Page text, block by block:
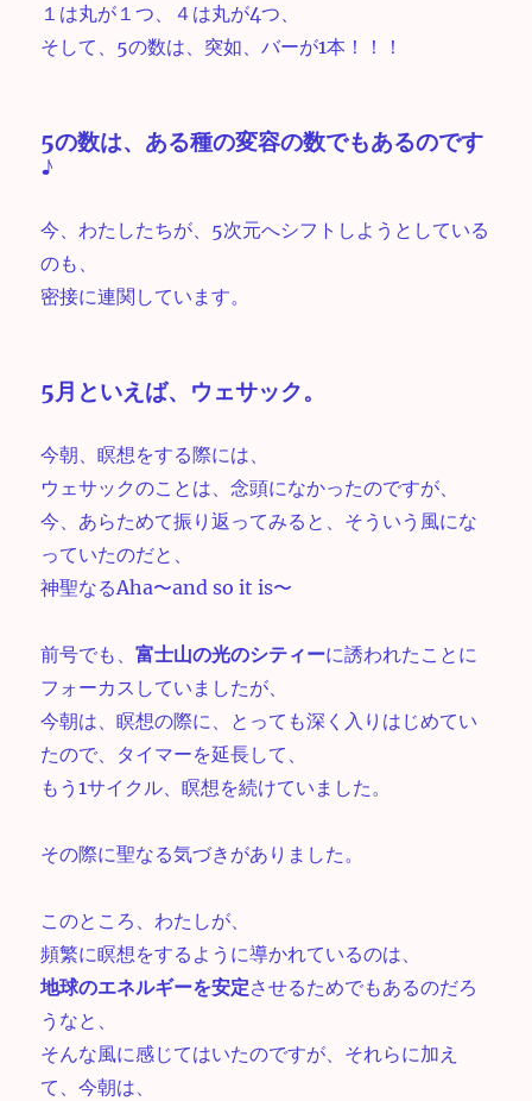
１は丸が１つ、４は丸が4つ、
そして、5の数は、突如、バーが1本！！！
5の数は、ある種の変容の数でもあるのです
♪
今、わたしたちが、5次元へシフトしようとしている
のも、
密接に連関しています。
5月といえば、 ウェサック。
今朝、瞑想をする際には、
ウェサックのことは、念頭になかったのですが、
今、あらためて振り返ってみると、そういう風にな
っていたのだと、
神聖なるAha〜and so it is〜
前号でも、富士山の光のシティーに誘われたことに
フォーカスしていましたが、
今朝は、瞑想の際に、とっても深く入りはじめてい
たので、タイマーを延長して、
もう1サイクル、瞑想を続けていました。
その際に聖なる気づきがありました。
このところ、わたしが、
頻繁に瞑想をするように導かれているのは、
地球のエネルギーを安定させるためでもあるのだろ
うなと、
そんな風に感じてはいたのですが、それらに加え
て、今朝は、